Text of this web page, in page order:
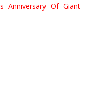
Anniversary Of Giant